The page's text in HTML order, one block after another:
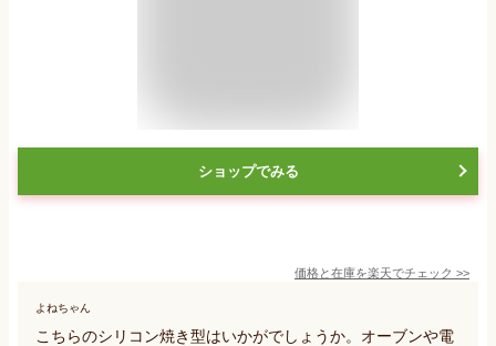
ショップでみる
価格と在庫を楽天でチェック >>
よねちゃん
こちらのシリコン焼き型はいかがでしょうか。オーブンや電